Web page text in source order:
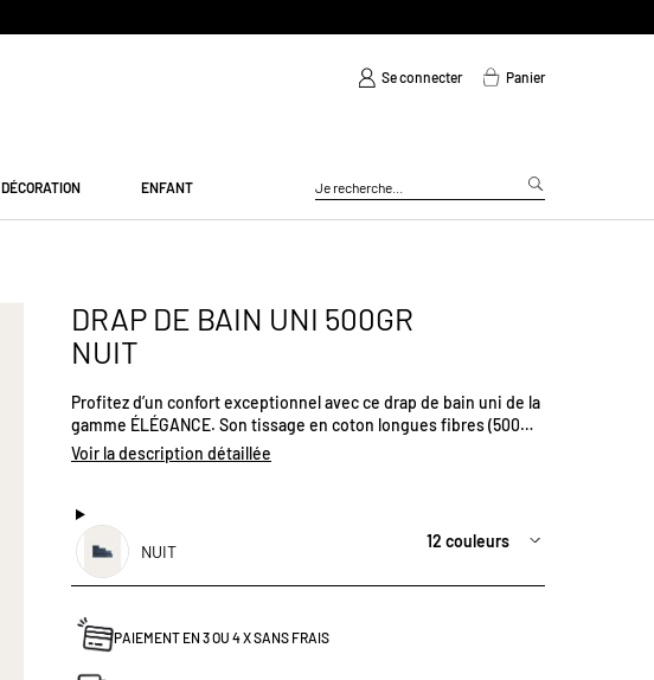
Se connecter Panier
DÉCORATION ENFANT
DRAP DE BAIN UNI 500GR
NUIT
Profitez d’un confort exceptionnel avec ce drap de bain uni de la
gamme ÉLÉGANCE. Son tissage en coton longues fibres (500
gr/m²) garantit une absorption optimale et un séchage rapide
pour un usage quotidien agréable. Sa grande douceur
chaque bain ou douche. Certifié Oeko-Tex® et fabriqué au
Portugal avec un savoir-faire textile reconnu, il allie qualité et
respect de l’environnement. Décliné en plusieurs coloris, il
s’adapte à tous les styles et apporte une touche élégante à votre
ou drap de bain 100 x 150 cm.
Voir la description détaillée
NUIT
12 couleurs
PAIEMENT EN 3 OU 4 X SANS FRAIS